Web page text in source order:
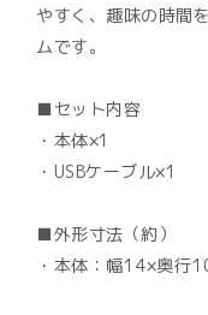
やすく、趣味の時間
ムです。
■セット内容
・本体×1
・USBケーブル×1
■外形寸法（約）
・本体：幅14×奥行